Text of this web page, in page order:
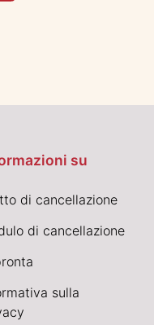
su
di cancellazione
di cancellazione
sulla